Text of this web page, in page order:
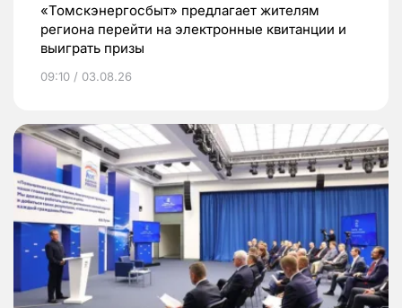
«Томскэнергосбыт» предлагает жителям
региона перейти на электронные квитанции и
выиграть призы
09:10 / 03.08.26